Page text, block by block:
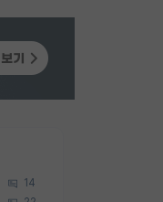
14